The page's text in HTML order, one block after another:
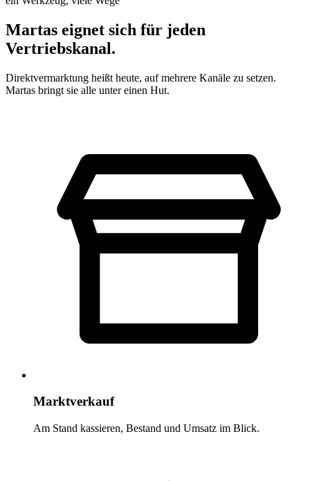
Martas eignet sich für jeden
Vertriebskanal.
Direktvermarktung heißt heute, auf mehrere Kanäle zu setzen.
Martas bringt sie alle unter einen Hut.
Marktverkauf
Am Stand kassieren, Bestand und Umsatz im Blick.